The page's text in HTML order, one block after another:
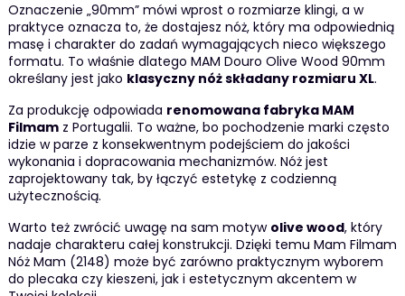
Oznaczenie „90mm” mówi wprost o rozmiarze klingi, a w
praktyce oznacza to, że dostajesz nóż, który ma odpowiednią
masę i charakter do zadań wymagających nieco większego
formatu. To właśnie dlatego MAM Douro Olive Wood 90mm
określany jest jako klasyczny nóż składany rozmiaru XL.
Za produkcję odpowiada renomowana fabryka MAM
Filmamz Portugalii. To ważne, bo pochodzenie marki często
idzie w parze z konsekwentnym podejściem do jakości
wykonania i dopracowania mechanizmów. Nóż jest
zaprojektowany tak, by łączyć estetykę z codzienną
użytecznością.
Warto też zwrócić uwagę na sam motyw olive wood, który
nadaje charakteru całej konstrukcji. Dzięki temu Mam Filmam
Nóż Mam (2148) może być zarówno praktycznym wyborem
do plecaka czy kieszeni, jak i estetycznym akcentem w